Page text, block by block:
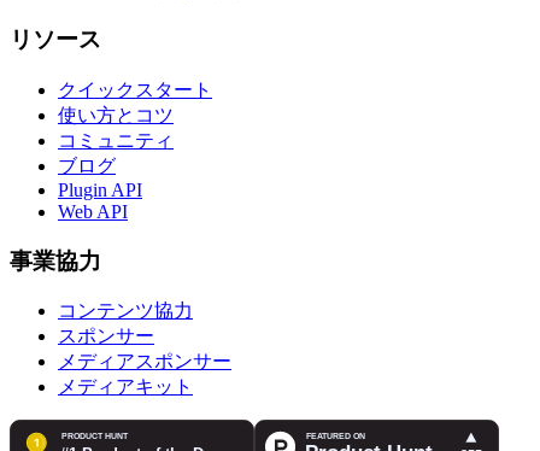
リソース
クイックスタート
使い方とコツ
コミュニティ
ブログ
Plugin API
Web API
事業協力
コンテンツ協力
スポンサー
メディアスポンサー
メディアキット